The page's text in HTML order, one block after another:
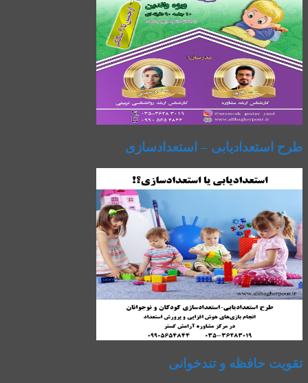
طرح استعدادیابی – استعدادسازی
تقویت حافظه و تندخوانی